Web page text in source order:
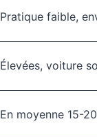
Pratique faible,
Élevées, voiture
En moyenne 15-